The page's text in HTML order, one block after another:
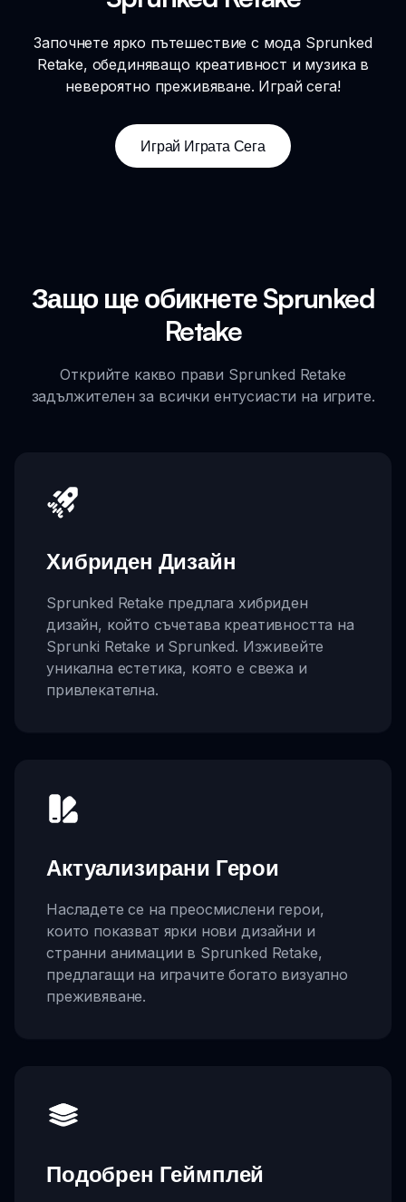
Започнете ярко пътешествие с мода Sprunked
Retake, обединяващо креативност и музика в
невероятно преживяване. Играй сега!
Играй Играта Сега
Защо ще обикнете Sprunked
Retake
Открийте какво прави Sprunked Retake
задължителен за всички ентусиасти на игрите.
Хибриден Дизайн
Sprunked Retake предлага хибриден
дизайн, който съчетава креативността на
Sprunki Retake и Sprunked. Изживейте
уникална естетика, която е свежа и
привлекателна.
Актуализирани Герои
Насладете се на преосмислени герои,
които показват ярки нови дизайни и
странни анимации в Sprunked Retake,
предлагащи на играчите богато визуално
преживяване.
Подобрен Геймплей